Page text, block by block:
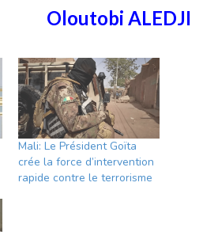
Oloutobi ALEDJI
Mali: Le Président Goïta
crée la force d’intervention
rapide contre le terrorisme